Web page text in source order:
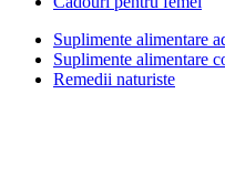
Suplimente alimentare
Suplimente alimentare
Remedii naturiste